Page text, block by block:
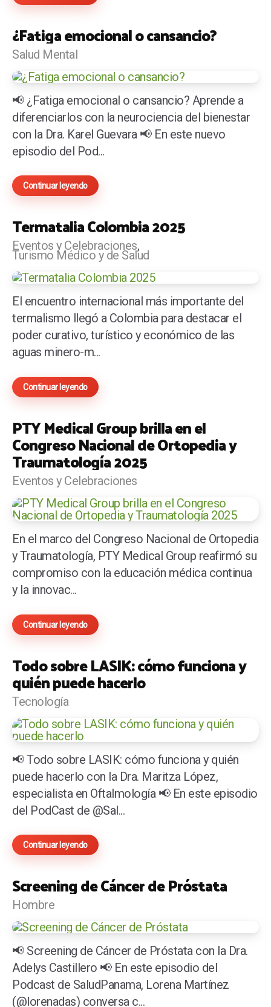
¿Fatiga emocional o cansancio?
Salud Mental
📢 ¿Fatiga emocional o cansancio? Aprende a
diferenciarlos con la neurociencia del bienestar
con la Dra. Karel Guevara 📢 En este nuevo
episodio del Pod...
Continuar leyendo
Termatalia Colombia 2025
Eventos y Celebraciones
Turismo Médico y de Salud
El encuentro internacional más importante del
termalismo llegó a Colombia para destacar el
poder curativo, turístico y económico de las
aguas minero-m...
Continuar leyendo
PTY Medical Group brilla en el
Congreso Nacional de Ortopedia y
Traumatología 2025
Eventos y Celebraciones
En el marco del Congreso Nacional de Ortopedia
y Traumatología, PTY Medical Group reafirmó su
compromiso con la educación médica continua
y la innovac...
Continuar leyendo
Todo sobre LASIK: cómo funciona y
quién puede hacerlo
Tecnología
📢 Todo sobre LASIK: cómo funciona y quién
puede hacerlo con la Dra. Maritza López,
especialista en Oftalmología 📢 En este episodio
del PodCast de @Sal...
Continuar leyendo
Screening de Cáncer de Próstata
Hombre
📢 Screening de Cáncer de Próstata con la Dra.
Adelys Castillero 📢 En este episodio del
Podcast de SaludPanama, Lorena Martínez
(@lorenadas) conversa c...